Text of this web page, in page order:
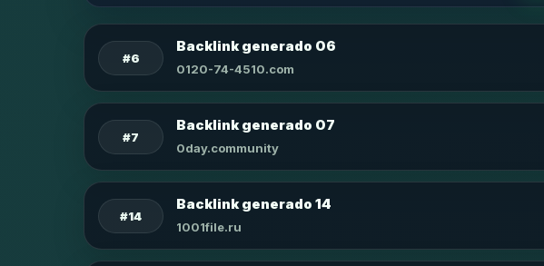
#6
Backlink generado 06
0120-74-4510.com
#7
Backlink generado 07
0day.community
#14
Backlink generado 14
1001file.ru